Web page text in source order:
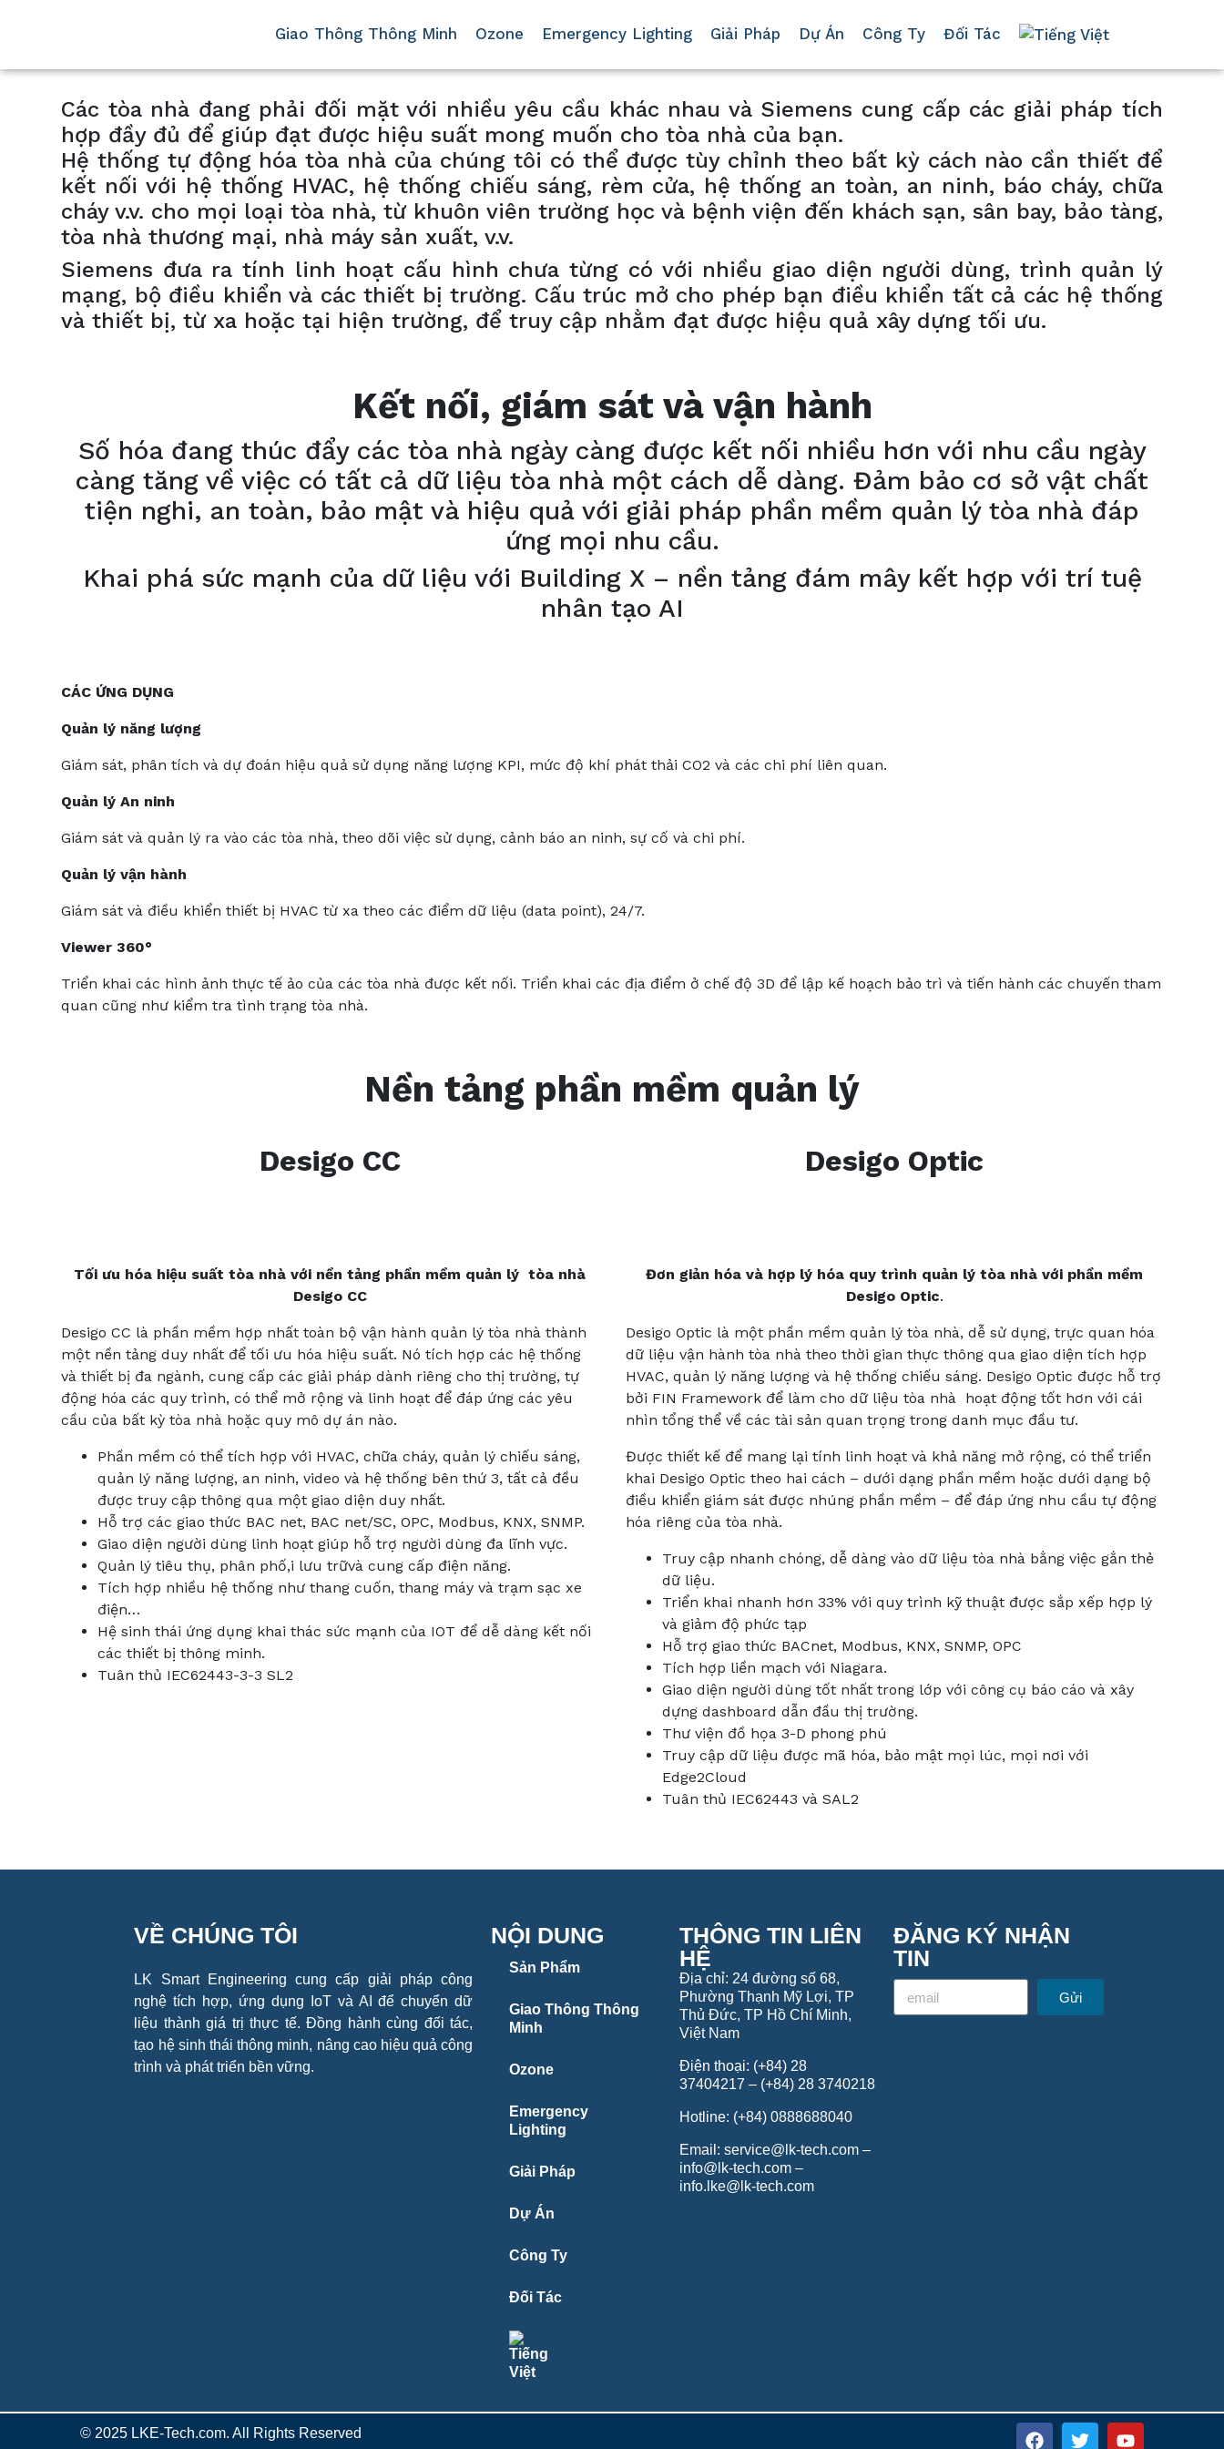
Giao Thông Thông Minh Ozone Emergency Lighting Giải Pháp Dự Án Công Ty Đối Tác
Các tòa nhà đang phải đối mặt với nhiều yêu cầu khác nhau và Siemens cung cấp các giải pháp tích
hợp đầy đủ để giúp đạt được hiệu suất mong muốn cho tòa nhà của bạn.
Hệ thống tự động hóa tòa nhà của chúng tôi có thể được tùy chỉnh theo bất kỳ cách nào cần thiết để
kết nối với hệ thống HVAC, hệ thống chiếu sáng, rèm cửa, hệ thống an toàn, an ninh, báo cháy, chữa
cháy v.v. cho mọi loại tòa nhà, từ khuôn viên trường học và bệnh viện đến khách sạn, sân bay, bảo tàng,
tòa nhà thương mại, nhà máy sản xuất, v.v.
Siemens đưa ra tính linh hoạt cấu hình chưa từng có với nhiều giao diện người dùng, trình quản lý
mạng, bộ điều khiển và các thiết bị trường. Cấu trúc mở cho phép bạn điều khiển tất cả các hệ thống
và thiết bị, từ xa hoặc tại hiện trường, để truy cập nhằm đạt được hiệu quả xây dựng tối ưu.
Kết nối, giám sát và vận hành
Số hóa đang thúc đẩy các tòa nhà ngày càng được kết nối nhiều hơn với nhu cầu ngày
càng tăng về việc có tất cả dữ liệu tòa nhà một cách dễ dàng. Đảm bảo cơ sở vật chất
tiện nghi, an toàn, bảo mật và hiệu quả với giải pháp phần mềm quản lý tòa nhà đáp
ứng mọi nhu cầu.
Khai phá sức mạnh của dữ liệu với Building X – nền tảng đám mây kết hợp với trí tuệ
nhân tạo AI
CÁC ỨNG DỤNG
Quản lý năng lượng
Giám sát, phân tích và dự đoán hiệu quả sử dụng năng lượng KPI, mức độ khí phát thải CO2 và các chi phí liên quan.
Quản lý An ninh
Giám sát và quản lý ra vào các tòa nhà, theo dõi việc sử dụng, cảnh báo an ninh, sự cố và chi phí.
Quản lý vận hành
Giám sát và điều khiển thiết bị HVAC từ xa theo các điểm dữ liệu (data point), 24/7.
Viewer 360°
Triển khai các hình ảnh thực tế ảo của các tòa nhà được kết nối. Triển khai các địa điểm ở chế độ 3D để lập kế hoạch bảo trì và tiến hành các chuyến tham
quan cũng như kiểm tra tình trạng tòa nhà.
Nền tảng phần mềm quản lý
Desigo CC
Tối ưu hóa hiệu suất tòa nhà với nền tảng phần mềm quản lý tòa nhà
Desigo CC
Desigo CC là phần mềm hợp nhất toàn bộ vận hành quản lý tòa nhà thành
một nền tảng duy nhất để tối ưu hóa hiệu suất. Nó tích hợp các hệ thống
và thiết bị đa ngành, cung cấp các giải pháp dành riêng cho thị trường, tự
động hóa các quy trình, có thể mở rộng và linh hoạt để đáp ứng các yêu
cầu của bất kỳ tòa nhà hoặc quy mô dự án nào.
Phần mềm có thể tích hợp với HVAC, chữa cháy, quản lý chiếu sáng,
quản lý năng lượng, an ninh, video và hệ thống bên thứ 3, tất cả đều
được truy cập thông qua một giao diện duy nhất.
Hỗ trợ các giao thức BAC net, BAC net/SC, OPC, Modbus, KNX, SNMP.
Giao diện người dùng linh hoạt giúp hỗ trợ người dùng đa lĩnh vực.
Quản lý tiêu thụ, phân phố,i lưu trữvà cung cấp điện năng.
Tích hợp nhiều hệ thống như thang cuốn, thang máy và trạm sạc xe
điện…
Hệ sinh thái ứng dụng khai thác sức mạnh của IOT để dễ dàng kết nối
các thiết bị thông minh.
Tuân thủ IEC62443-3-3 SL2
Desigo Optic
Đơn giản hóa và hợp lý hóa quy trình quản lý tòa nhà với phần mềm
Desigo Optic.
Desigo Optic là một phần mềm quản lý tòa nhà, dễ sử dụng, trực quan hóa
dữ liệu vận hành tòa nhà theo thời gian thực thông qua giao diện tích hợp
HVAC, quản lý năng lượng và hệ thống chiếu sáng. Desigo Optic được hỗ trợ
bởi FIN Framework để làm cho dữ liệu tòa nhà hoạt động tốt hơn với cái
nhìn tổng thể về các tài sản quan trọng trong danh mục đầu tư.
Được thiết kế để mang lại tính linh hoạt và khả năng mở rộng, có thể triển
khai Desigo Optic theo hai cách – dưới dạng phần mềm hoặc dưới dạng bộ
điều khiển giám sát được nhúng phần mềm – để đáp ứng nhu cầu tự động
hóa riêng của tòa nhà.
Truy cập nhanh chóng, dễ dàng vào dữ liệu tòa nhà bằng việc gắn thẻ
dữ liệu.
Triển khai nhanh hơn 33% với quy trình kỹ thuật được sắp xếp hợp lý
và giảm độ phức tạp
Hỗ trợ giao thức BACnet, Modbus, KNX, SNMP, OPC
Tích hợp liền mạch với Niagara.
Giao diện người dùng tốt nhất trong lớp với công cụ báo cáo và xây
dựng dashboard dẫn đầu thị trường.
Thư viện đồ họa 3-D phong phú
Truy cập dữ liệu được mã hóa, bảo mật mọi lúc, mọi nơi với
Edge2Cloud
Tuân thủ IEC62443 và SAL2
VỀ CHÚNG TÔI
LK Smart Engineering cung cấp giải pháp công
nghệ tích hợp, ứng dụng IoT và AI để chuyển dữ
liệu thành giá trị thực tế. Đồng hành cùng đối tác,
tạo hệ sinh thái thông minh, nâng cao hiệu quả công
trình và phát triển bền vững.
NỘI DUNG
Sản Phẩm
Giao Thông Thông
Minh
Ozone
Emergency
Lighting
Giải Pháp
Dự Án
Công Ty
Đối Tác
THÔNG TIN LIÊN
HỆ
Địa chỉ: 24 đường số 68,
Phường Thạnh Mỹ Lợi, TP
Thủ Đức, TP Hồ Chí Minh,
Việt Nam
Điện thoại: (+84) 28
37404217 – (+84) 28 3740218
Hotline: (+84) 0888688040
Email: service@lk-tech.com –
info@lk-tech.com –
info.lke@lk-tech.com
ĐĂNG KÝ NHẬN
TIN
Gửi
© 2025 LKE-Tech.com. All Rights Reserved